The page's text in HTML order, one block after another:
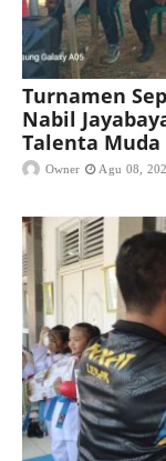
Turnamen
Nabil
Talenta Muda
Owner Agu 08,